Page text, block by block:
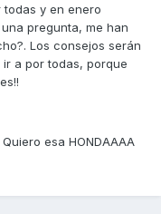
y en enero
pregunta, me han
Los consejos serán
a por todas, porque
esa HONDAAAA